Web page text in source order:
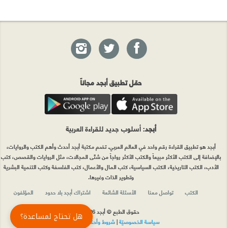
حمّل تطبيق أبجد مجاناً
أبجد: أسلوب جديد للقراءة العربية
أبجد هو تطبيق القراءة رقم واحد في العالم العربي. تضم مكتبة أبجد أحدث وأهم الكتب والروايات،
بالإضافة إلى الكتب الأكثر مبيعاً والكتب الأكثر رواجاً من شتّى المجالات، مثل الروايات والقصص، كتب
الأدب، الكتب التاريخية، الكتب السياسية، كتب المال والأعمال، كتب الفلسفة وكتب التنمية البشرية
وتطوير الذات وغيرها.
الكتب
تواصل معنا الأسئلة الشائعة اشتراك أبجد بلا حدود
المؤلفون
حقوق الطبع © أبجد 2026
سياسة الخصوصيّة|شروط وأحكام الاستخدامهل تحتاج لمساعدة؟